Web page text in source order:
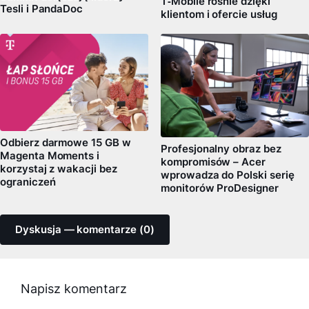
Tesli i PandaDoc
klientom i ofercie usług
Odbierz darmowe 15 GB w
Magenta Moments i
korzystaj z wakacji bez
ograniczeń
Profesjonalny obraz bez
kompromisów – Acer
wprowadza do Polski serię
monitorów ProDesigner
Dyskusja — komentarze (0)
Napisz komentarz